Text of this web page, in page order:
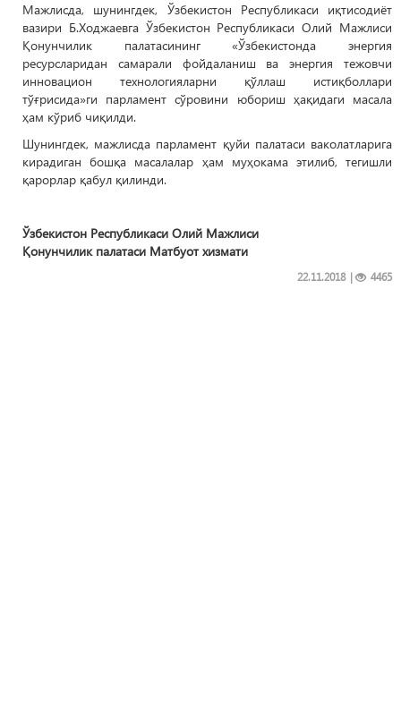
Мажлисда, шунингдек, Ўзбекистон Республикаси иқтисодиёт
вазири Б.Ходжаевга Ўзбекистон Республикаси Олий Мажлиси
Қонунчилик палатасининг «Ўзбекистонда энергия
ресурсларидан самарали фойдаланиш ва энергия тежовчи
инновацион технологияларни қўллаш истиқболлари
тўғрисида»ги парламент сўровини юбориш ҳақидаги масала
ҳам кўриб чиқилди.
Шунингдек, мажлисда парламент қуйи палатаси ваколатларига
кирадиган бошқа масалалар ҳам муҳокама этилиб, тегишли
қарорлар қабул қилинди.
Ўзбекистон Республикаси Олий Мажлиси
Қонунчилик палатаси Матбуот хизмати
| 4465
22.11.2018